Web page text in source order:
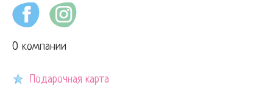
О компании
Подарочная карта